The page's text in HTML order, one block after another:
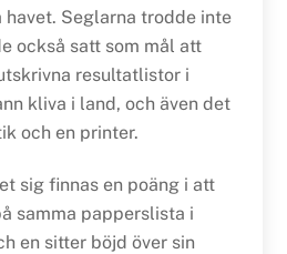
havet. Seglarna trodde inte
också satt som mål att
resultatlistor i
kliva i land, och även det
och en printer.
sig finnas en poäng i att
samma papperslista i
en sitter böjd över sin